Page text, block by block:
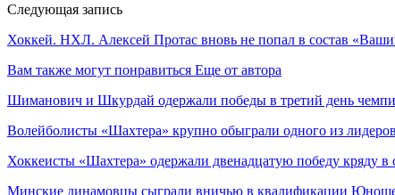
Следующая запись
Хоккей. НХЛ. Алексей Протас вновь не попал в состав
Вам также могут понравиться Еще от автора
Шиманович и Шкурдай одержали победы в третий день
Волейболисты «Шахтера» крупно обыграли одного из
Хоккеисты «Шахтера» одержали двенадцатую победу кряду в
Минские динамовцы сыграли вничью в квалификации